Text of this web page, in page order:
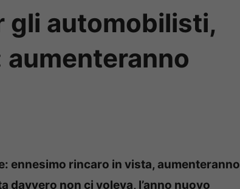
gli automobilisti,
ennesimo rincaro in vista, aumenteranno
davvero non ci voleva, l’anno nuovo